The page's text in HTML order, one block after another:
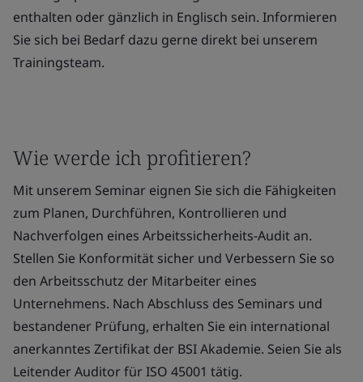
enthalten oder gänzlich in Englisch sein. Informieren
Sie sich bei Bedarf dazu gerne direkt bei unserem
Trainingsteam.
Wie werde ich profitieren?
Mit unserem Seminar eignen Sie sich die Fähigkeiten
zum Planen, Durchführen, Kontrollieren und
Nachverfolgen eines Arbeitssicherheits-Audit an.
Stellen Sie Konformität sicher und Verbessern Sie so
den Arbeitsschutz der Mitarbeiter eines
Unternehmens. Nach Abschluss des Seminars und
bestandener Prüfung, erhalten Sie ein international
anerkanntes Zertifikat der BSI Akademie. Seien Sie als
Leitender Auditor für ISO 45001 tätig.